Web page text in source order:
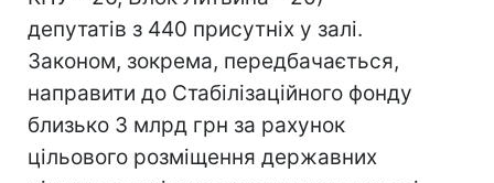
депутатів з 440 присутніх у залі.
Законом, зокрема, передбачається,
направити до Стабілізаційного фонду
близько 3 млрд грн за рахунок
цільового розміщення державних